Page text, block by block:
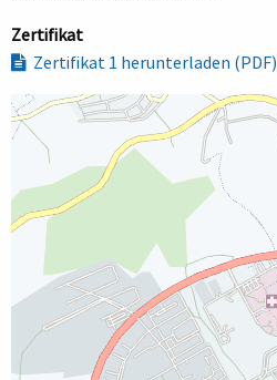
Zertifikat
Zertifikat 1 herunterladen (PDF)